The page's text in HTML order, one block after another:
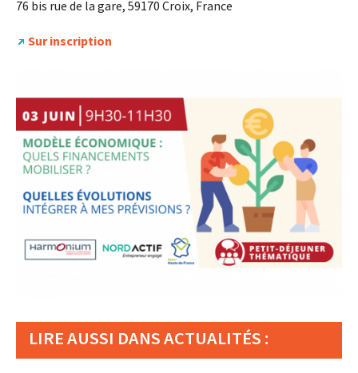
76 bis rue de la gare, 59170 Croix, France
Sur inscription
LIRE AUSSI DANS ACTUALITÉS :